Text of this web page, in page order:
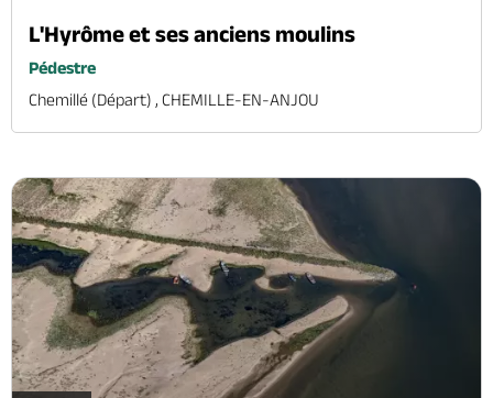
L'Hyrôme et ses anciens moulins
Pédestre
Chemillé (départ) , CHEMILLE-EN-ANJOU